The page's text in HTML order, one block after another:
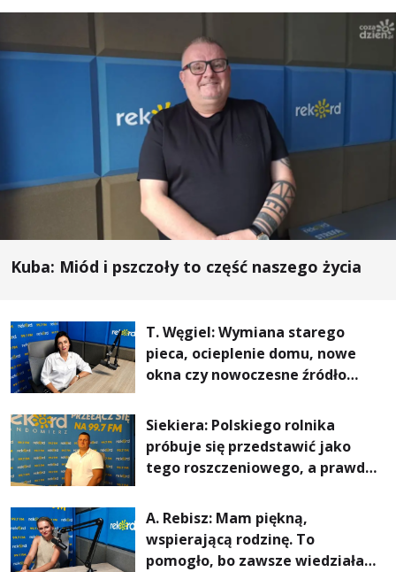
Kuba: Miód i pszczoły to część naszego życia
T. Węgiel: Wymiana starego
pieca, ocieplenie domu, nowe
okna czy nowoczesne źródło
rachunki za energię, lepszy
komfort życia i... czystsze
powietrze
Siekiera: Polskiego rolnika
próbuje się przedstawić jako
tego roszczeniowego, a prawda
A. Rebisz: Mam piękną,
wspierającą rodzinę. To
pomogło, bo zawsze wiedziałam,